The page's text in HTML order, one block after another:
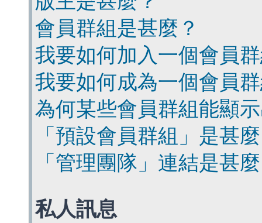
會員群組是甚麼？
我要如何加入一個會員
我要如何成為一個會員
為何某些會員群組能顯
「預設會員群組」是甚
「管理團隊」連結是甚
私人訊息